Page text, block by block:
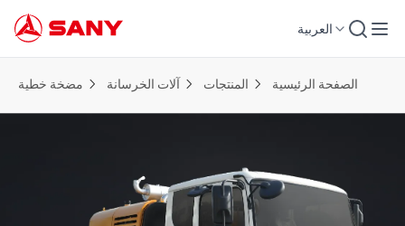
العربية
الصفحة الرئيسية المنتجات آلات الخرسانة مضخة خطية